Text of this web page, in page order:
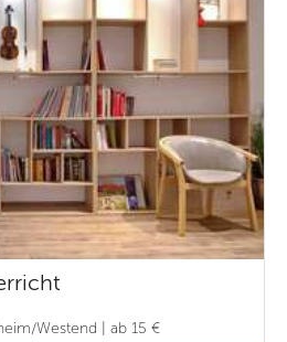
Westend | ab 15 €